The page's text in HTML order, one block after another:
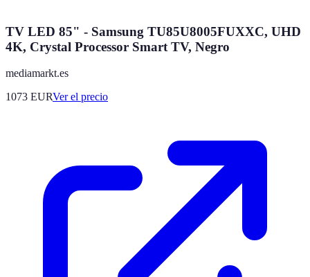
TV LED 85" - Samsung TU85U8005FUXXC, UHD
4K, Crystal Processor Smart TV, Negro
mediamarkt.es
1073 EURVer el precio